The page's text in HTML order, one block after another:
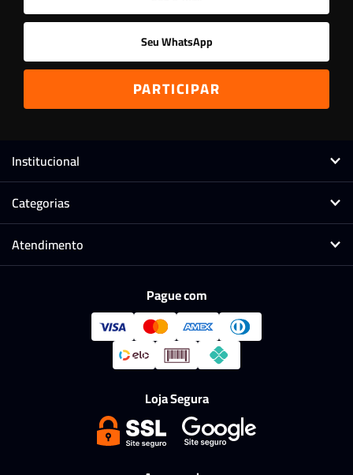
Institucional
Categorias
Atendimento
Pague com
Loja Segura